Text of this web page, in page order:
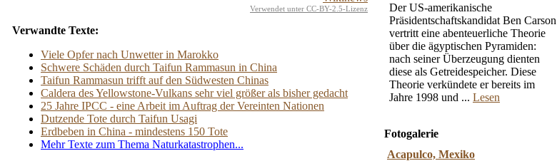
Verwendet unter CC-BY-2.5-Lizenz
Verwandte Texte:
Viele Opfer nach Unwetter in Marokko
Schwere Schäden durch Taifun Rammasun in China
Taifun Rammasun trifft auf den Südwesten Chinas
Caldera des Yellowstone-Vulkans sehr viel größer als bisher gedacht
25 Jahre IPCC - eine Arbeit im Auftrag der Vereinten Nationen
Dutzende Tote durch Taifun Usagi
Erdbeben in China - mindestens 150 Tote
Mehr Texte zum Thema Naturkatastrophen...
Der US-amerikanische
Präsidentschaftskandidat Ben Carson
vertritt eine abenteuerliche Theorie
über die ägyptischen Pyramiden:
nach seiner Überzeugung dienten
diese als Getreidespeicher. Diese
Theorie verkündete er bereits im
Jahre 1998 und ... Lesen
Fotogalerie
Acapulco, Mexiko